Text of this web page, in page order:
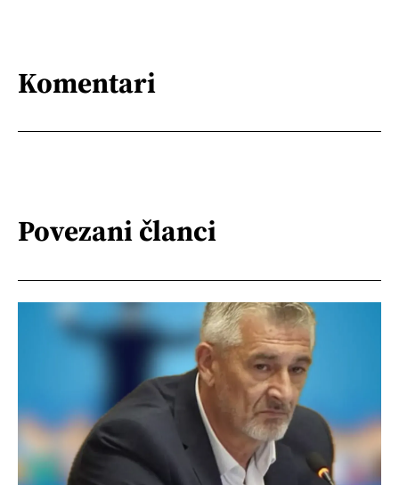
Komentari
Povezani članci